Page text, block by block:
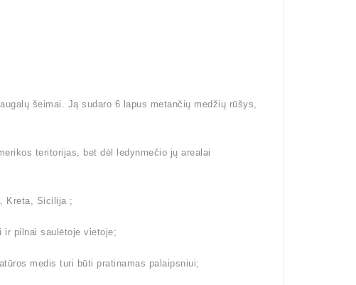
šeimai. Ją sudaro 6 lapus metančių medžių rūšys,
teritorijas, bet dėl ledynmečio jų arealai
Kreta, Sicilija ;
ir pilnai saulėtoje vietoje;
medis turi būti pratinamas palaipsniui;